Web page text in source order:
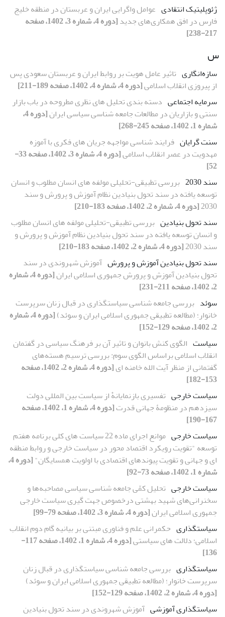
ژئوپلیتیک انتقادی عوامل واگرایی ایران و عربستان در منطقه خلیج
فارس در افق همکاری‌های جدید
[دوره 4، شماره 3، 1402، صفحه
217-238]
س
سازه‌انگاری تاثیر عامل هویت بر روابط ایران و عربستان سعودی پس
از پیروزی انقلاب اسلامی[دوره 4، شماره 4، 1402، صفحه 189-211]
سرمایه اجتماعی دسته بندی تحلیل های نظری مطروحه در باب بازار
سنتی و بازاریان در مطالعات جامعه شناسی سیاسی ایران
[دوره 4،
شماره 1، 1402، صفحه 245-268]
سنت گرایان فرایند شناسی مواجهه جریان های فکری با آموزه
مهدویت در عصر انقلاب اسلامی
[دوره 4، شماره 3، 1402، صفحه 33-
52]
سند 2030
بررسی تطبیقی-تحلیلی مولفه های انسان مطلوب و انسان
توسعه یافته در سند تحول بنیادین نظام آموزش و پرورش و سند
2030[دوره 4، شماره 2، 1402، صفحه 183-210]
سند تحول بنیادین بررسی تطبیقی-تحلیلی مولفه های انسان مطلوب
و انسان توسعه یافته در سند تحول بنیادین نظام آموزش و پرورش و
سند 2030
[دوره 4، شماره 2، 1402، صفحه 183-210]
سند تحول بنیادین آموزش و پرورش آموزش شهروندی در سند
تحول بنیادین آموزش و پرورش جمهوری اسلامی ایران
[دوره 4، شماره
2، 1402، صفحه 211-231]
سوئد بررسی جامعه شناسی سیاستگذاری در قبال زنان سرپرست
خانوار؛ (مطالعه تطبیقی جمهوری اسلامی ایران و سوئد)
[دوره 4، شماره
2، 1402، صفحه 129-152]
سیاست الگوی کنش بانوان و تاثیر آن بر فرهنگ سیاسی در گفتمان
انقلاب اسلامی براساس الگوی سوم: بررسی ترسیم هسته‌های
گفتمانی از منظر آیت الله خامنه ای
[دوره 4، شماره 2، 1402، صفحه
153-182]
سیاست خارجی تفسیری بازنمایانهْ از سیاستِ بین المللی دولت
سیزدهم در منظومۀ جهانی قدرت
[دوره 4، شماره 1، 1402، صفحه
167-190]
سیاست خارجی
موانع اجرای ماده 22 سیاست های کلی برنامه هفتم
توسعه "تقویت رویکرد اقتصاد محور در سیاست خارجی و روابط منطقه
ای و جهانی و تقویت پیوندهای اقتصادی با اولویت همسایگان"
[دوره 4،
شماره 1، 1402، صفحه 73-92]
سیاست خارجی تحلیل کمّی جامعه شناسی سیاسی مصاحبه‌ها و
سخنرانی‌های شهید بهشتی درخصوص جهت گیری سیاست خارجی
جمهوری اسلامی ایران[دوره 4، شماره 3، 1402، صفحه 79-99]
سیاستگذاری حکمرانی علم و فناوری مبتنی بر بیانیه گام دوم انقلاب
اسلامی؛ دلالت های سیاستی
[دوره 4، شماره 1، 1402، صفحه 117-
136]
سیاستگذاری بررسی جامعه شناسی سیاستگذاری در قبال زنان
سرپرست خانوار؛ (مطالعه تطبیقی جمهوری اسلامی ایران و سوئد)
[دوره 4، شماره 2، 1402، صفحه 129-152]
سیاستگذاری آموزشی آموزش شهروندی در سند تحول بنیادین